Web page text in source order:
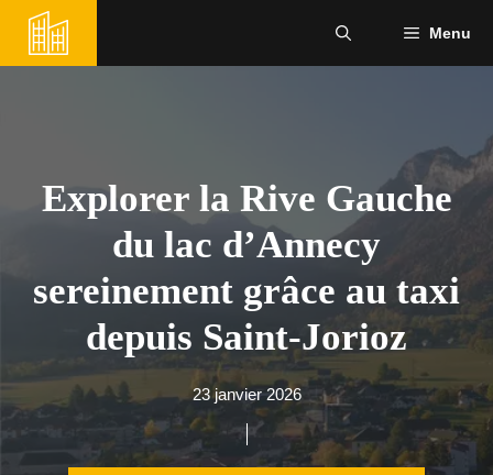
contenu
Menu
Explorer la Rive Gauche
du lac d’Annecy
sereinement grâce au taxi
depuis Saint-Jorioz
23 janvier 2026